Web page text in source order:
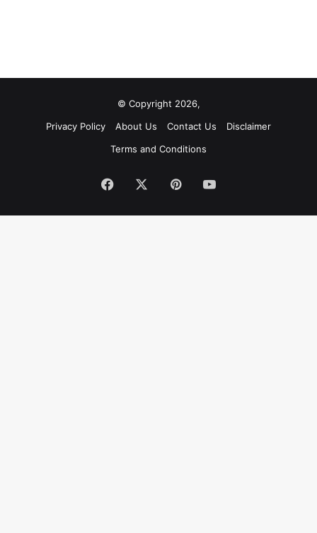
© Copyright 2026,
Privacy Policy
About Us Contact Us
Disclaimer
Terms and Conditions
Facebook PinterestYouTube